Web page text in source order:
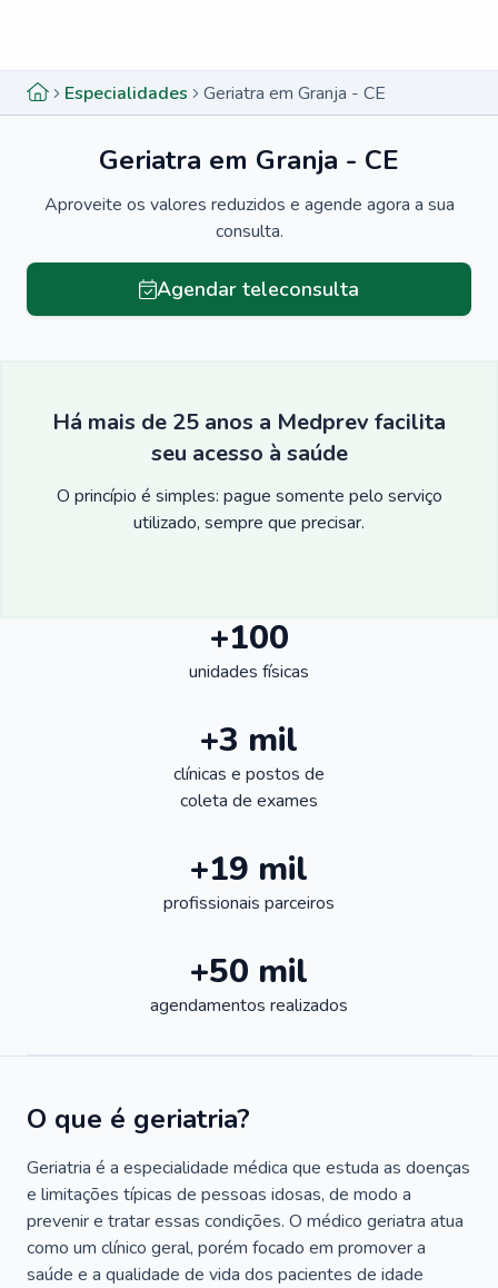
Especialidades Geriatra em Granja - CE
Geriatra em Granja - CE
Aproveite os valores reduzidos e agende agora a sua
consulta.
Agendar teleconsulta
Há mais de 25 anos a Medprev facilita
seu acesso à saúde
O princípio é simples: pague somente pelo serviço
utilizado, sempre que precisar.
+100
unidades físicas
+3 mil
clínicas e postos de
coleta de exames
+19 mil
profissionais parceiros
+50 mil
agendamentos realizados
O que é geriatria?
Geriatria é a especialidade médica que estuda as doenças
e limitações típicas de pessoas idosas, de modo a
prevenir e tratar essas condições. O médico geriatra atua
como um clínico geral, porém focado em promover a
saúde e a qualidade de vida dos pacientes de idade